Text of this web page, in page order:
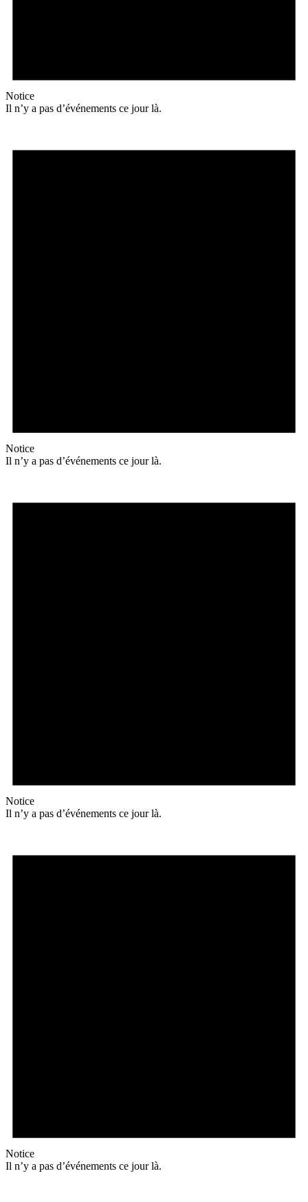
Notice
Il n’y a pas d’événements ce jour là.
Notice
Il n’y a pas d’événements ce jour là.
Notice
Il n’y a pas d’événements ce jour là.
Notice
Il n’y a pas d’événements ce jour là.